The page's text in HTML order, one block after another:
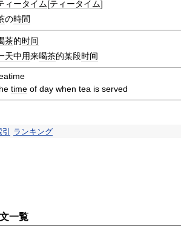
ィータイム[ティータイム]
の時間
茶的时间
天中用来喝茶的某段时间
time of day when tea is served
ランキング
一覧